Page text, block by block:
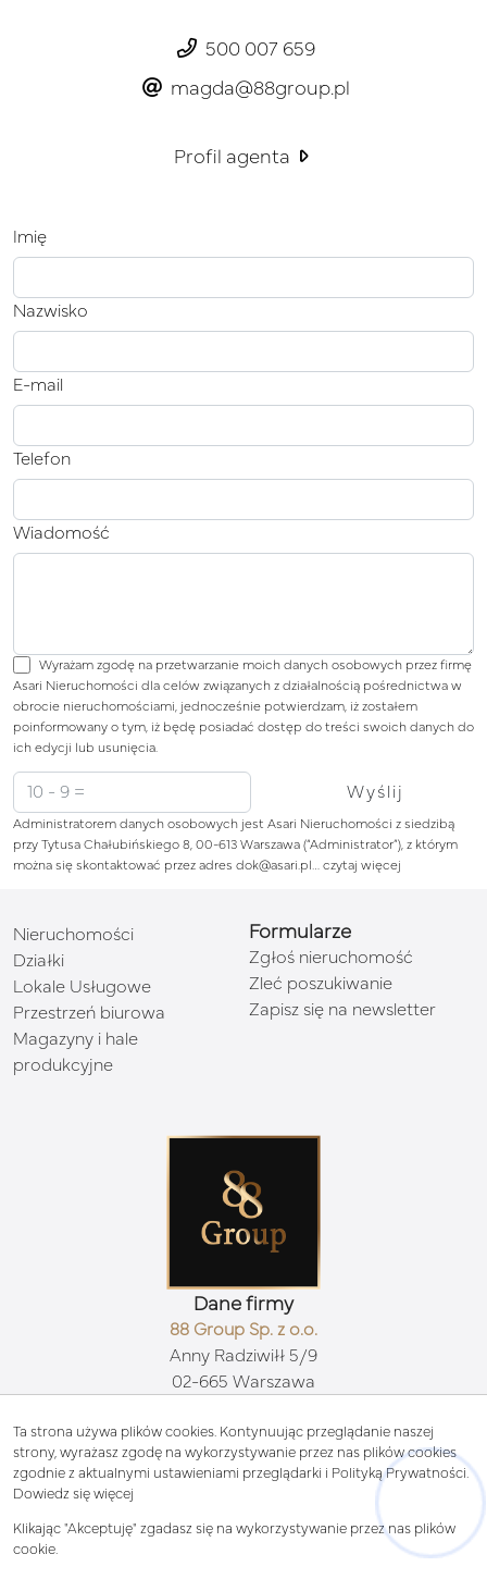
500 007 659
magda@88group.pl
Profil agenta
Imię
Nazwisko
E-mail
Telefon
Wiadomość
Wyrażam zgodę na przetwarzanie moich danych osobowych przez firmę
Asari Nieruchomości dla celów związanych z działalnością pośrednictwa w
obrocie nieruchomościami, jednocześnie potwierdzam, iż zostałem
poinformowany o tym, iż będę posiadać dostęp do treści swoich danych do
ich edycji lub usunięcia.
Administratorem danych osobowych jest Asari Nieruchomości z siedzibą
przy Tytusa Chałubińskiego 8, 00-613 Warszawa (“Administrator”), z którym
można się skontaktować przez adres dok@asari.pl… czytaj więcej
Nieruchomości
Działki
Lokale Usługowe
Przestrzeń biurowa
Magazyny i hale
produkcyjne
Formularze
Zgłoś nieruchomość
Zleć poszukiwanie
Zapisz się na newsletter
Dane firmy
88 Group Sp. z o.o.
Anny Radziwiłł 5/9
02-665 Warszawa
biuro@88group.pl
511 71 88 88
Ta strona używa plików cookies. Kontynuując przeglądanie naszej
strony, wyrażasz zgodę na wykorzystywanie przez nas plików cookies
zgodnie z aktualnymi ustawieniami przeglądarki i Polityką Prywatności.
Dowiedz się więcej
Klikając "Akceptuję" zgadasz się na wykorzystywanie przez nas plików
cookie.